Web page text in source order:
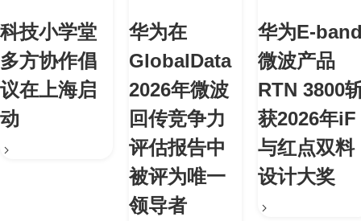
科技小学堂
多方协作倡
议在上海启
动
华为在
GlobalData
2026年微波
回传竞争力
评估报告中
被评为唯一
领导者
华为E-
微波产品
RTN 3800
获2026年iF
与红点双料
设计大奖